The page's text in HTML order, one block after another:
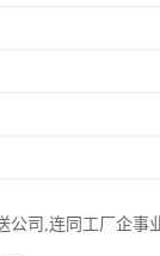
公司,连同工厂企事